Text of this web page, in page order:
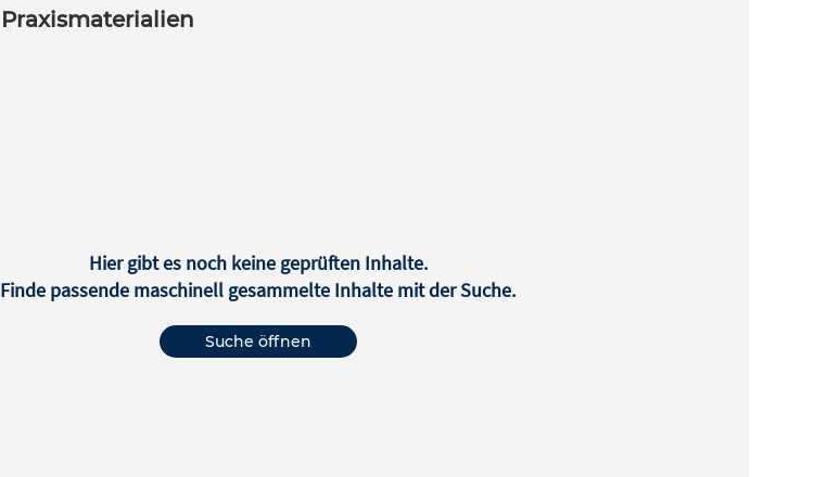
Praxismaterialien
Hier gibt es noch keine geprüften Inhalte.
Finde passende maschinell gesammelte Inhalte mit der Suche.
Suche öffnen